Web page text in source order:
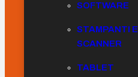
SOFTWARE
STAMPANTI E
SCANNER
TABLET